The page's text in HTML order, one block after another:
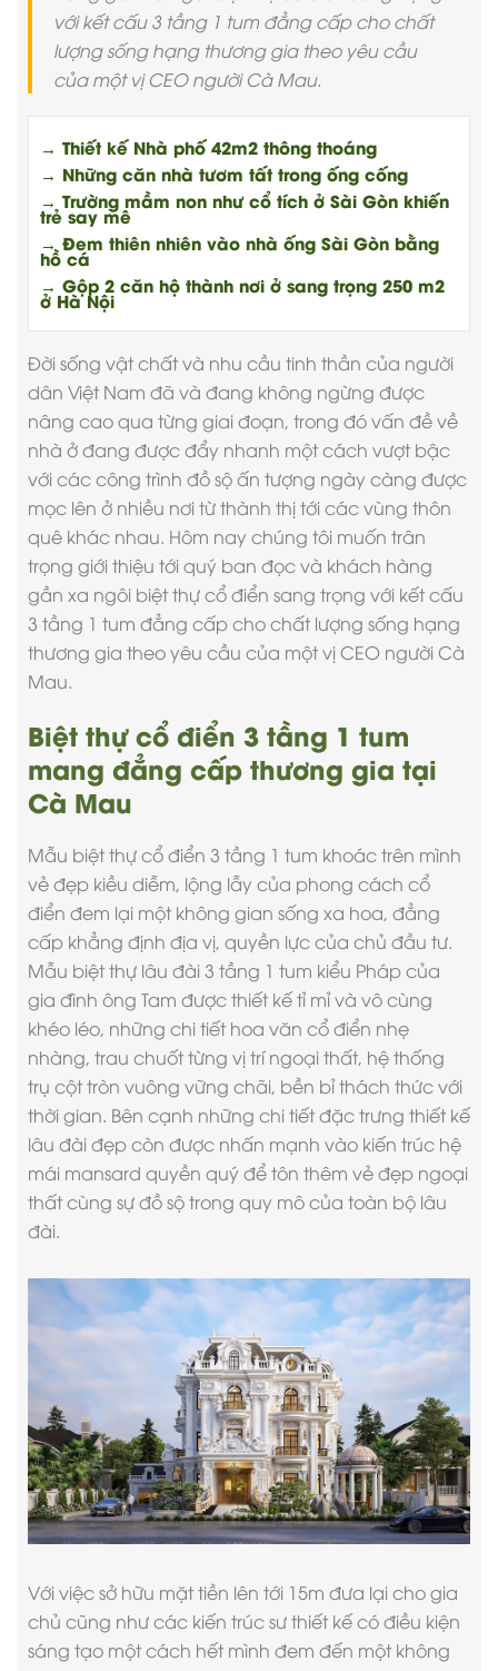
với kết cấu 3 tầng 1 tum đẳng cấp cho chất
lượng sống hạng thương gia theo yêu cầu
của một vị CEO người Cà Mau.
→ Thiết kế Nhà phố 42m2 thông thoáng
→ Những căn nhà tươm tất trong ống cống
→ Trường mầm non như cổ tích ở Sài Gòn khiến
trẻ say mê
→ Đem thiên nhiên vào nhà ống Sài Gòn bằng
hồ cá
→ Gộp 2 căn hộ thành nơi ở sang trọng 250 m2
ở Hà Nội
Đời sống vật chất và nhu cầu tinh thần của người
dân Việt Nam đã và đang không ngừng được
nâng cao qua từng giai đoạn, trong đó vấn đề về
nhà ở đang được đẩy nhanh một cách vượt bậc
với các công trình đồ sộ ấn tượng ngày càng được
mọc lên ở nhiều nơi từ thành thị tới các vùng thôn
quê khác nhau. Hôm nay chúng tôi muốn trân
trọng giới thiệu tới quý ban đọc và khách hàng
gần xa ngôi biệt thự cổ điển sang trọng với kết cấu
3 tầng 1 tum đẳng cấp cho chất lượng sống hạng
thương gia theo yêu cầu của một vị CEO người Cà
Mau.
Biệt thự cổ điển 3 tầng 1 tum
mang đẳng cấp thương gia tại
Cà Mau
Mẫu biệt thự cổ điển 3 tầng 1 tum khoác trên mình
vẻ đẹp kiều diễm, lộng lẫy của phong cách cổ
điển đem lại một không gian sống xa hoa, đẳng
cấp khẳng định địa vị, quyền lực của chủ đầu tư.
Mẫu biệt thự lâu đài 3 tầng 1 tum kiểu Pháp của
gia đình ông Tam được thiết kế tỉ mỉ và vô cùng
khéo léo, những chi tiết hoa văn cổ điển nhẹ
nhàng, trau chuốt từng vị trí ngoại thất, hệ thống
trụ cột tròn vuông vững chãi, bền bỉ thách thức với
thời gian. Bên cạnh những chi tiết đặc trưng thiết kế
lâu đài đẹp còn được nhấn mạnh vào kiến trúc hệ
mái mansard quyền quý để tôn thêm vẻ đẹp ngoại
thất cùng sự đồ sộ trong quy mô của toàn bộ lâu
đài.
Với việc sở hữu mặt tiền lên tới 15m đưa lại cho gia
chủ cũng như các kiến trúc sư thiết kế có điều kiện
sáng tạo một cách hết mình đem đến một không